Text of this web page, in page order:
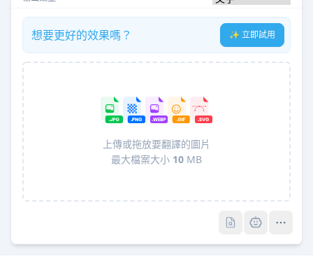
想要更好的效果嗎？ ✨ 立即試用
上傳或拖放要翻譯的圖片
最大檔案大小 10 MB